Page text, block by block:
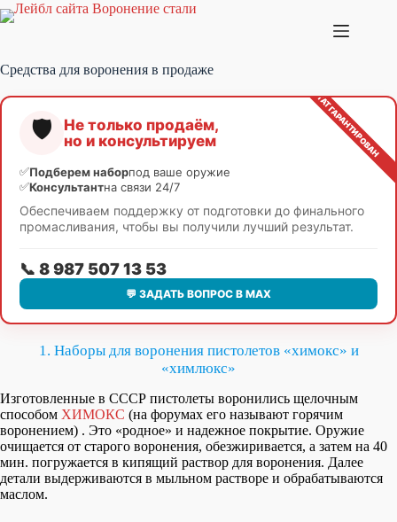
Перейти
к
Средства для воронения в продаже
🛡️
Не только продаём,
но и консультируем
✅Подберем наборпод ваше оружие
✅Консультантна связи 24/7
Обеспечиваем поддержку от подготовки до финального
промасливания, чтобы вы получили лучший результат.
📞 8 987 507 13 53
💬 ЗАДАТЬ ВОПРОС В МАХ
1. Наборы для воронения пистолетов «химокс» и
«химлюкс»
Изготовленные в СССР пистолеты воронились щелочным
способом ХИМОКС (на форумах его называют горячим
воронением) . Это «родное» и надежное покрытие. Оружие
очищается от старого воронения, обезжиривается, а затем на 40
мин. погружается в кипящий раствор для воронения. Далее
детали выдерживаются в мыльном растворе и обрабатываются
маслом.